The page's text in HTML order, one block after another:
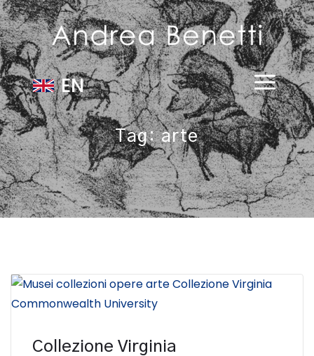
EN
Tag:arte
Collezione Virginia